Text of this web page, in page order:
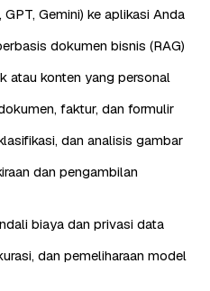
Gemini) ke aplikasi Anda
dokumen bisnis (RAG)
atau konten yang personal
faktur, dan formulir
dan analisis gambar
dan pengambilan
biaya dan privasi data
dan pemeliharaan model